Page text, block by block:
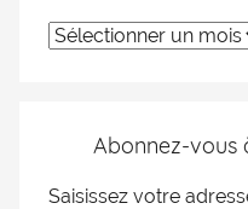
Abonnez-vous
Saisissez votre